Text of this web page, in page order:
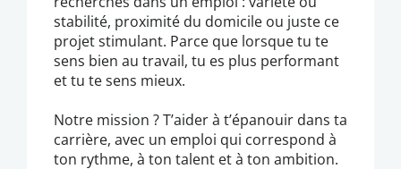
stabilité, proximité du domicile ou juste ce
projet stimulant. Parce que lorsque tu te
sens bien au travail, tu es plus performant
et tu te sens mieux.
Notre mission ? T’aider à t’épanouir dans ta
carrière, avec un emploi qui correspond à
ton rythme, à ton talent et à ton ambition.